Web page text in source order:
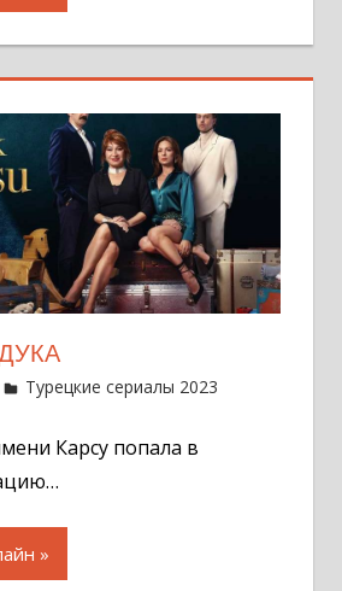
Администратор
Турецкие сериалы 2023
Карсу попала в